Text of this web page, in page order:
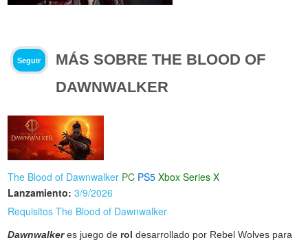
Seguir
MÁS SOBRE THE BLOOD OF
DAWNWALKER
The Blood of Dawnwalker PC PS5 Xbox Series X
Lanzamiento: 3/9/2026
Requisitos The Blood of Dawnwalker
Dawnwalkeres juego de rol desarrollado por Rebel Wolves para